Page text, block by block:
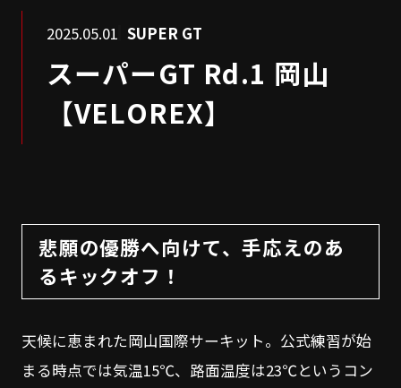
2025.05.01 SUPER GT
スーパーGT Rd.1 岡山
【VELOREX】
悲願の優勝へ向けて、手応えのあ
るキックオフ！
天候に恵まれた岡山国際サーキット。公式練習が始
まる時点では気温15℃、路面温度は23℃というコン